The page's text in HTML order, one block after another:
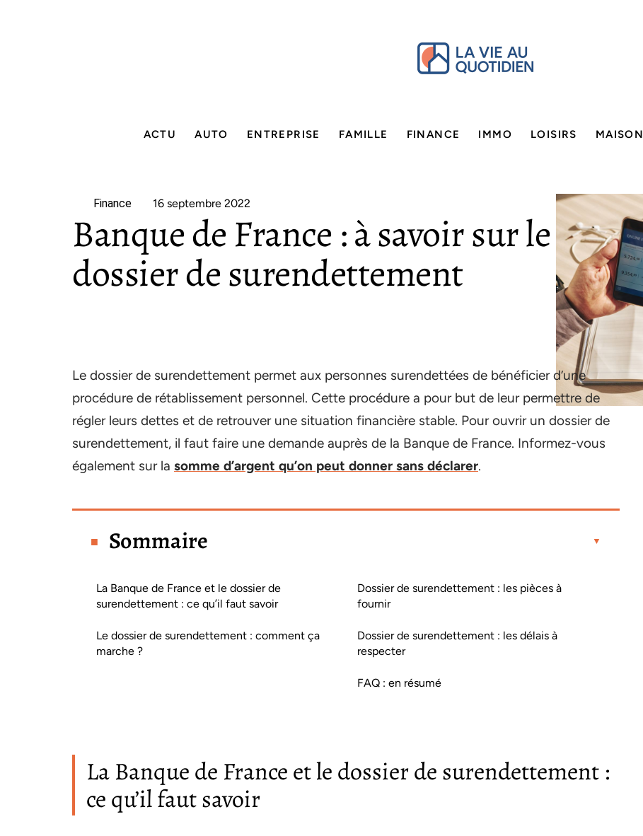
ACTU AUTO ENTREPRISE FAMILLE FINANCE IMMO LOISIRS MAISON
Finance 16 septembre 2022
Banque de France : à savoir sur le
dossier de surendettement
Le dossier de surendettement permet aux personnes surendettées de bénéficier d’une
procédure de rétablissement personnel. Cette procédure a pour but de leur permettre de
régler leurs dettes et de retrouver une situation financière stable. Pour ouvrir un dossier de
surendettement, il faut faire une demande auprès de la Banque de France. Informez-vous
également sur la somme d’argent qu’on peut donner sans déclarer.
Sommaire
La Banque de France et le dossier de
surendettement : ce qu’il faut savoir
Le dossier de surendettement : comment ça
marche ?
Dossier de surendettement : les pièces à
fournir
Dossier de surendettement : les délais à
respecter
FAQ : en résumé
La Banque de France et le dossier de surendettement :
ce qu’il faut savoir